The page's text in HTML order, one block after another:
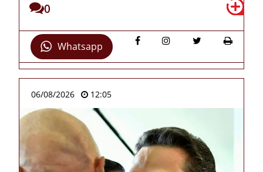
0
Whatsapp
06/08/2026 12:05